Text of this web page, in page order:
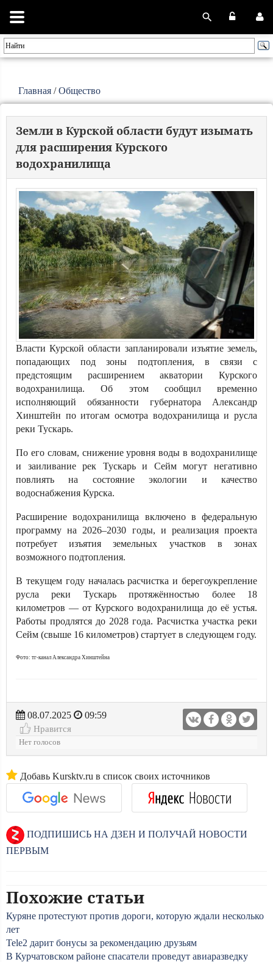
Главная /Общество
Земли в Курской области будут изымать
для расширения Курского
водохранилища
Власти Курской области запланировали изъятие земель,
попадающих под зоны подтопления, в связи с
предстоящим расширением акватории Курского
водохранилища. Об этом сообщил временно
исполняющий обязанности губернатора Александр
Хинштейн по итогам осмотра водохранилища и русла
реки Тускарь.
По его словам, снижение уровня воды в водохранилище
и заиливание рек Тускарь и Сейм могут негативно
повлиять на состояние экологии и качество
водоснабжения Курска.
Расширение водохранилища включено в федеральную
программу на 2026–2030 годы, и реализация проекта
потребует изъятия земельных участков в зонах
возможного подтопления.
В текущем году началась расчистка и берегоукрепление
русла реки Тускарь протяжённостью более 18
километров — от Курского водохранилища до её устья.
Работы продлятся до 2028 года. Расчистка участка реки
Сейм (свыше 16 километров) стартует в следующем году.
Фото: тг-канал Александра Хинштейна
08.07.2025
09:59
Нравится
Нет голосов
Добавь Kursktv.ru в список своих источников
ПОДПИШИСЬ НА ДЗЕН И ПОЛУЧАЙ НОВОСТИ
ПЕРВЫМ
Похожие статьи
Куряне протестуют против дороги, которую ждали несколько
лет
Tele2 дарит бонусы за рекомендацию друзьям
В Курчатовском районе спасатели проведут авиаразведку